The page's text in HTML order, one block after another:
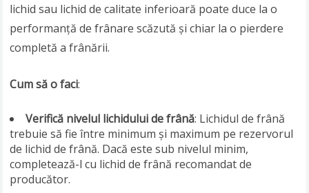
lichid sau lichid de calitate inferioară poate duce la o
performanță de frânare scăzută și chiar la o pierdere
completă a frânării.
Cum să o faci:
Verifică nivelul lichidului de frână: Lichidul de frână
trebuie să fie între minimum și maximum pe rezervorul
de lichid de frână. Dacă este sub nivelul minim,
completează-l cu lichid de frână recomandat de
producător.